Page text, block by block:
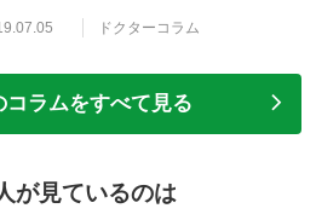
ドクターコラム
ラムをすべて見る
が見ているのは